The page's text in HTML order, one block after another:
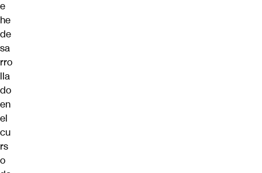
e
he
de
sa
rro
lla
do
en
el
cu
rs
o